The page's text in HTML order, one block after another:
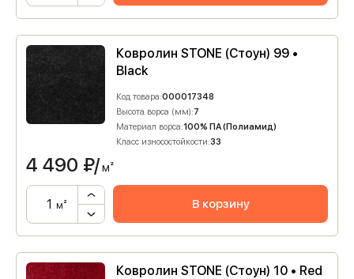
Ковролин STONE (Стоун) 99 •
Black
Код товара:000017348
Высота ворса (мм):7
Материал ворса:100% ПА (Полиамид)
Класс износостойкости:33
4 490 ₽/м²
м² В корзину
Ковролин STONE (Стоун) 10 • Red